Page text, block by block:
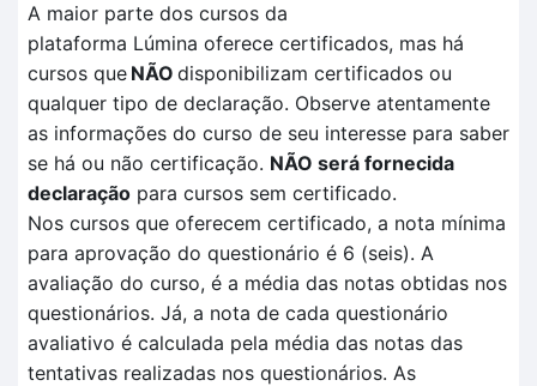
A maior parte dos cursos da
plataforma Lúmina oferece certificados, mas há
cursos que NÃO disponibilizam certificados ou
qualquer tipo de declaração. Observe atentamente
as informações do curso de seu interesse para saber
se há ou não certificação. NÃO será fornecida
declaração para cursos sem certificado.
Nos cursos que oferecem certificado, a nota mínima
para aprovação do questionário é 6 (seis). A
avaliação do curso, é a média das notas obtidas nos
questionários. Já, a nota de cada questionário
avaliativo é calculada pela média das notas das
tentativas realizadas nos questionários. As